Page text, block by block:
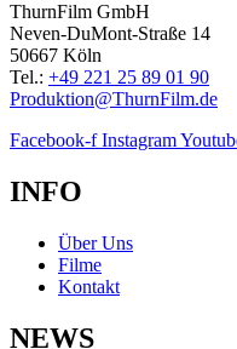
ThurnFilm GmbH
Neven-DuMont-Straße 14
50667 Köln
Tel.: +49 221 25 89 01 90
Produktion@ThurnFilm.de
Facebook-f Instagram
INFO
Über Uns
Filme
Kontakt
NEWS